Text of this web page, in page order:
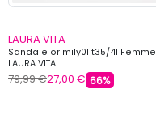
LAURA VITA
Sandale or mily01 t35/41 Femme
LAURA VITA
79,99 €27,00 € 66%